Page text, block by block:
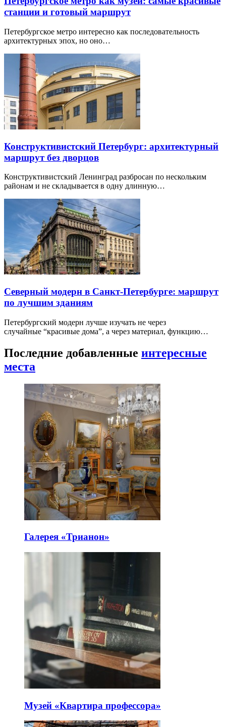
станции и готовый маршрут
Петербургское метро интересно как последовательность
архитектурных эпох, но оно…
Конструктивистский Петербург: архитектурный
маршрут без дворцов
Конструктивистский Ленинград разбросан по нескольким
районам и не складывается в одну длинную…
Северный модерн в Санкт-Петербурге: маршрут
по лучшим зданиям
Петербургский модерн лучше изучать не через
случайные “красивые дома”, а через материал, функцию…
Последние добавленные интересные
места
Галерея «Трианон»
Музей «Квартира профессора»